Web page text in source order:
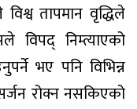
तापमान वृद्धिले
विपद् निम्त्याएको
भए पनि विभिन्न
रोक्न नसकिएको